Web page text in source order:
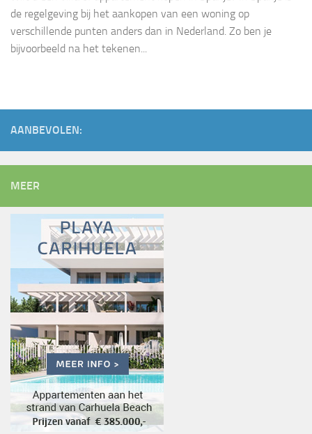
de regelgeving bij het aankopen van een woning op
verschillende punten anders dan in Nederland. Zo ben je
bijvoorbeeld na het tekenen...
AANBEVOLEN:
MEER